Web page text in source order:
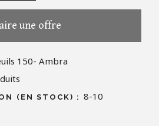
une offre
150- Ambra
(EN STOCK) : 8-10